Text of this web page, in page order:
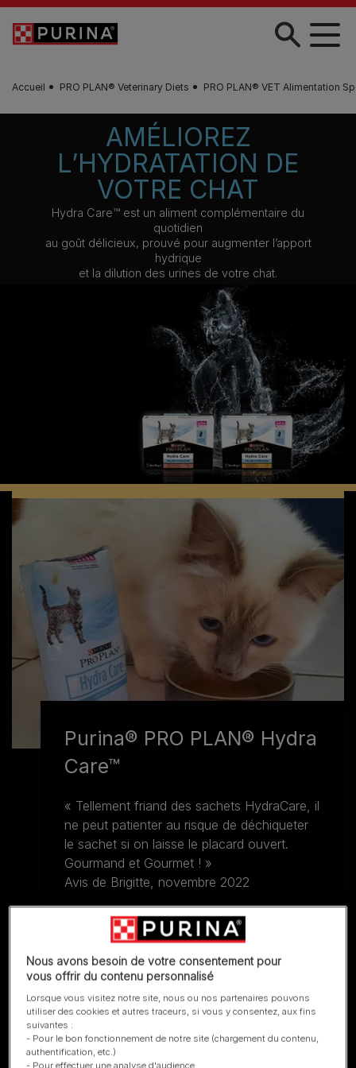
Skip to main content
Accueil PRO PLAN® Veterinary Diets PRO PLAN® VET Alimentation
AMÉLIOREZ
L’HYDRATATION DE
VOTRE CHAT
Hydra Care™ est un aliment complémentaire du
quotidien
au goût délicieux, prouvé pour augmenter l’apport
hydrique
et la dilution des urines de votre chat.
Purina® PRO PLAN® Hydra
Care™
« Tellement friand des sachets HydraCare, il
ne peut patienter au risque de déchiqueter
le sachet si on laisse le placard ouvert.
Gourmand et Gourmet ! »
Avis de Brigitte, novembre 2022
En savoir plus
Nous avons besoin de votre consentement pour
vous offrir du contenu personnalisé
Lorsque vous visitez notre site, nous ou nos partenaires pouvons
utiliser des cookies et autres traceurs, si vous y consentez, aux fins
suivantes :
- Pour le bon fonctionnement de notre site (chargement du contenu,
authentification, etc.)
- Pour effectuer une analyse d'audience